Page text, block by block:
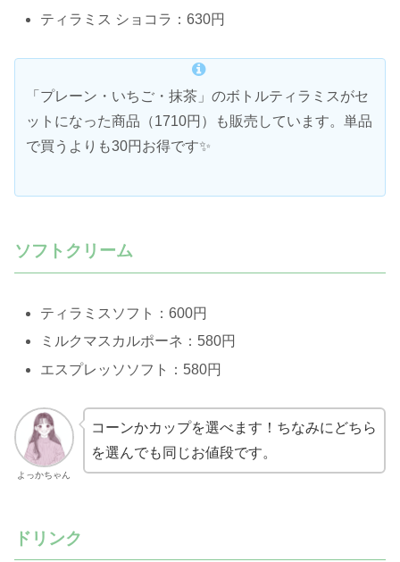
ティラミス ショコラ：630円
「プレーン・いちご・抹茶」のボトルティラミスがセ
ットになった商品（1710円）も販売しています。単品
で買うよりも30円お得です✨
ソフトクリーム
ティラミスソフト：600円
ミルクマスカルポーネ：580円
エスプレッソソフト：580円
よっかちゃん
コーンかカップを選べます！ちなみにどちら
を選んでも同じお値段です。
ドリンク